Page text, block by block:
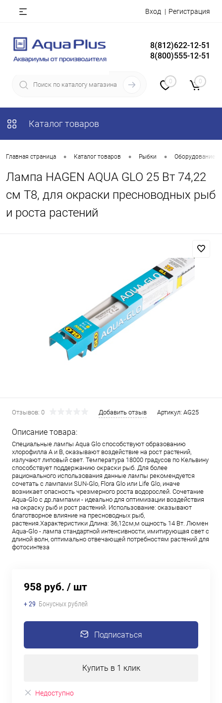
Вход Регистрация
8(812)622-12-51
8(800)555-12-51
0 0
Каталог товаров
Главная страница • Каталог товаров • Рыбки • Оборудование
Лампа HAGEN AQUA GLO 25 Bт 74,22
см Т8, для окраски пресноводных рыб
и роста растений
Отзывов: 0 Добавить отзыв Артикул: AG25
Описание товара:
Специальные лампы Aqua Glo способствуют образованию
хлорофилла А и В, оказывают воздействие на рост растений,
излучают липовый свет. Температура 18000 градусов по Кельвину
способствует поддержанию окраски рыб. Для более
рационального использования данные лампы рекомендуется
сочетать с лампами SUN-Glo, Flora Glo или Life Glo, иначе
возникает опасность чрезмерного роста водорослей. Сочетание
Aqua-Glo с др.лампами - идеально для оптимизации воздействия
на окраску рыб и рост растений. Использование: оказывают
благотворное влияние на пресноводных рыб,
растения.Характеристики Длина: 36,12см,м ощность 14 Вт. Люмен
Aqua-Glo - лампа стандартной интенсивности, имитирующая свет с
длиной волн, оптимально отвечающей потребностям растений для
фотосинтеза
958 руб. / шт
+ 29 Бонусных рублей
Подписаться
Купить в 1 клик
Недоступно